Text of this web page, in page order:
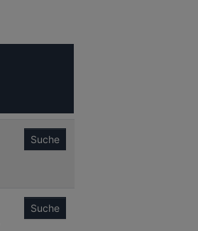
Suche
Suche